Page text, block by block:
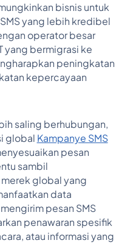
bisnis untuk
yang lebih kredibel
operator besar
yang bermigrasi ke
peningkatan
kepercayaan
saling berhubungan,
global Kampanye SMS
pesan
sambil
global yang
data
pesan SMS
penawaran spesifik
atau informasi yang